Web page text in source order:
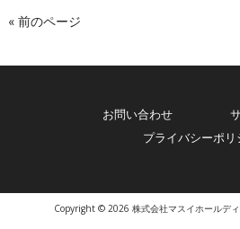
« 前のページ
お問い合わせ
プライバシーポリ
Copyright © 2026 株式会社マスイホールデ